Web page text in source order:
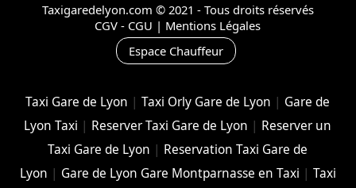
Taxigaredelyon.com © 2021 - Tous droits réservés
CGV - CGU | Mentions Légales
Espace Chauffeur
Taxi Gare de Lyon |Taxi Orly Gare de Lyon | Gare de
Lyon Taxi | Reserver Taxi Gare de Lyon | Reserver un
Taxi Gare de Lyon | Reservation Taxi Gare de
Lyon | Gare de Lyon Gare Montparnasse en Taxi | Taxi